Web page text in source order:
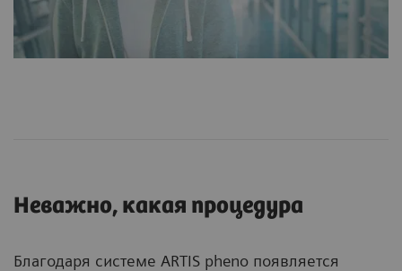
Неважно, какая процедура
Благодаря системе ARTIS pheno появляется